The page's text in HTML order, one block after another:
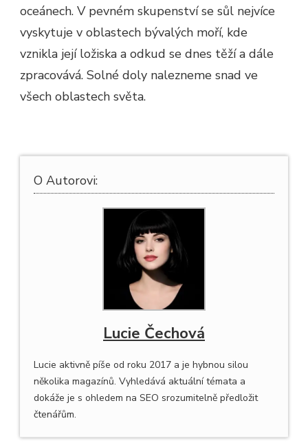
oceánech. V pevném skupenství se sůl nejvíce
vyskytuje v oblastech bývalých moří, kde
vznikla její ložiska a odkud se dnes těží a dále
zpracovává. Solné doly nalezneme snad ve
všech oblastech světa.
O Autorovi:
Lucie Čechová
Lucie aktivně píše od roku 2017 a je hybnou silou
několika magazínů. Vyhledává aktuální témata a
dokáže je s ohledem na SEO srozumitelně předložit
čtenářům.